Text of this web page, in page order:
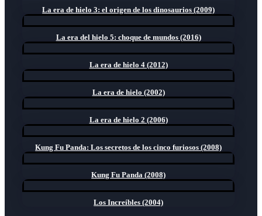
La era de hielo 3: el origen de los dinosaurios (2009)
La era del hielo 5: choque de mundos (2016)
La era de hielo 4 (2012)
La era de hielo (2002)
La era de hielo 2 (2006)
Kung Fu Panda: Los secretos de los cinco furiosos (2008)
Kung Fu Panda (2008)
Los Increíbles (2004)